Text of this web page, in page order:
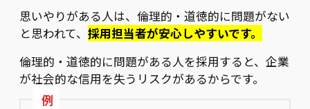
思いやりがある人は、倫理的・道徳的に問題がない
と思われて、 採用担当者が安心しやすいです。
倫理的・道徳的に問題がある人を採用すると、企業
が社会的な信用を失うリスクがあるからです。
例